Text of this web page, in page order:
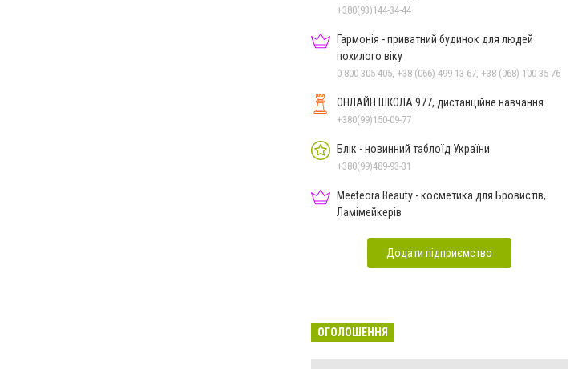
+380(93)144-34-44
Гармонія - приватний будинок для людей
похилого віку
0-800-305-405, +38 (066) 499-13-67, +38 (068) 100-35-76
ОНЛАЙН ШКОЛА 977, дистанційне навчання
+380(99)150-09-77
Блік - новинний таблоїд України
+380(99)489-93-31
Meeteora Beauty - косметика для Бровистів,
Ламімейкерів
Додати підприємство
ОГОЛОШЕННЯ